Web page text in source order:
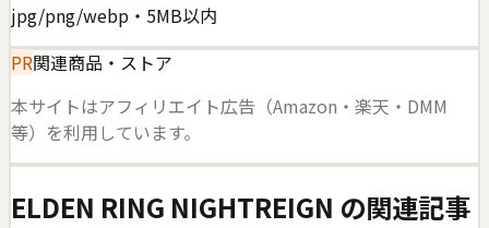
jpg/png/webp・5MB以内
PR関連商品・ストア
本サイトはアフィリエイト広告（Amazon・楽天・DMM
等）を利用しています。
ELDEN RING NIGHTREIGN の関連記事